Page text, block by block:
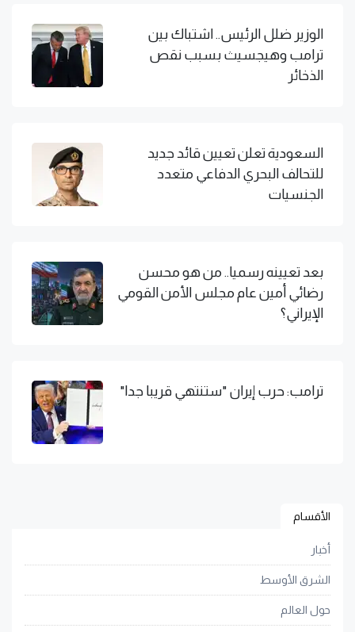
الوزير ضلل الرئيس.. اشتباك بين
ترامب وهيجسيث بسبب نقص
الذخائر
السعودية تعلن تعيين قائد جديد
للتحالف البحري الدفاعي متعدد
الجنسيات
بعد تعيينه رسميا.. من هو محسن
رضائي أمين عام مجلس الأمن القومي
الإيراني؟
ترامب: حرب إيران "ستنتهي قريبا جدا"
الأقسام
أخبار
الشرق الأوسط
حول العالم